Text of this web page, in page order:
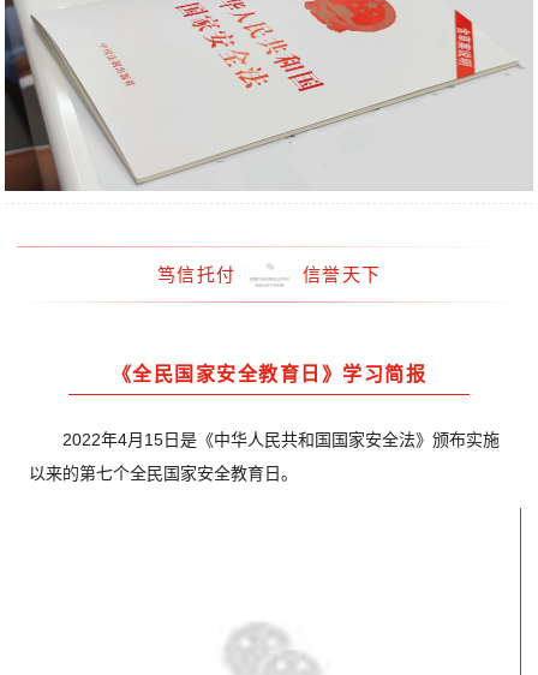
笃信托付 信誉天下
《全民国家安全教育日》学习简报
2022年4月15日是《中华人民共和国国家安全法》颁布实施
以来的第七个全民国家安全教育日。